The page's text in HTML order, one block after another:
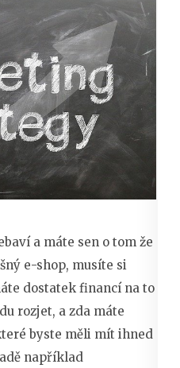
a máte sen o tom že
e-shop, musíte si
dostatek financí na to
rozjet, a zda máte
byste měli mít ihned
například